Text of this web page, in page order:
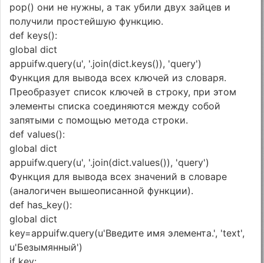
pop() они не нужны, а так убили двух зайцев и
получили простейшую функцию.
def keys():
global dict
appuifw.query(u', '.join(dict.keys()), 'query')
Функция для вывода всех ключей из словаря.
Преобразует список ключей в строку, при этом
элементы списка соединяются между собой
запятыми с помощью метода строки.
def values():
global dict
appuifw.query(u', '.join(dict.values()), 'query')
Функция для вывода всех значений в словаре
(аналогичен вышеописанной функции).
def has_key():
global dict
key=appuifw.query(u'Введите имя элемента.', 'text',
u'Безымянный')